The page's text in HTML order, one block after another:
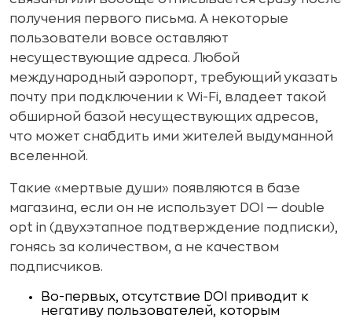
получения первого письма. А некоторые
пользователи вовсе оставляют
несуществующие адреса. Любой
международный аэропорт, требующий указать
почту при подключении к Wi-Fi, владеет такой
обширной базой несуществующих адресов,
что может снабдить ими жителей выдуманной
вселенной.
Такие «мертвые души» появляются в базе
магазина, если он не использует DOI — double
opt in (двухэтапное подтверждение подписки),
гонясь за количеством, а не качеством
подписчиков.
Во-первых, отсутствие DOI приводит к
негативу пользователей, которым